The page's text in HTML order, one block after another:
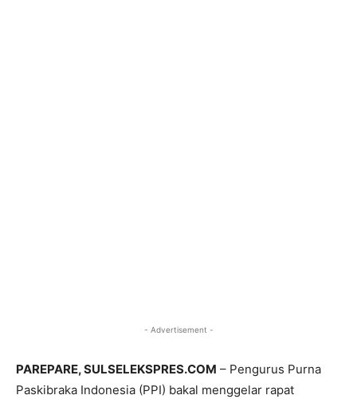
- Advertisement -
PAREPARE, SULSELEKSPRES.COM – Pengurus Purna
Paskibraka Indonesia (PPI) bakal menggelar rapat